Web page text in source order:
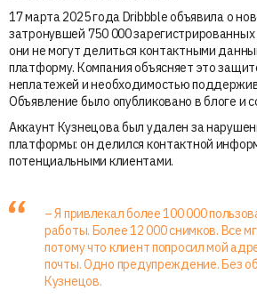
17 марта 2025 года Dribbble объявила о
затронувшей 750 000
они не могут делиться контактными
платформу. Компания объясняет это
неплатежей и необходимостью
Объявление было опубликовано в блоге и
Аккаунт Кузнецова был удален за
платформы: он делился контактной
потенциальными клиентами.
– Я привлекал более 100 000
работы. Более 12 000 снимков. Все
потому что клиент попросил мой
почты. Одно предупреждение. Без
Кузнецов.